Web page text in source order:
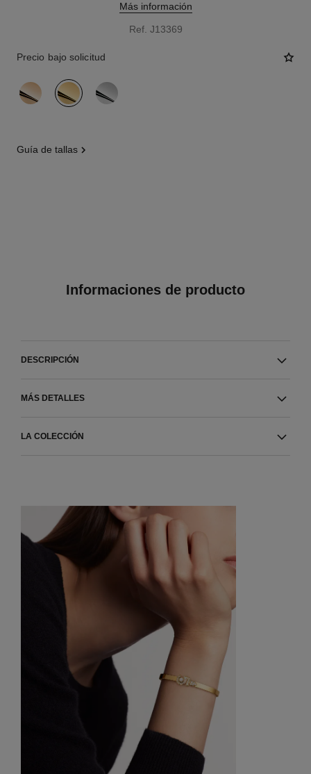
Más información
Ref. J13369
Precio bajo solicitud
variante (3)
guía de tallas
Informaciones de producto
DESCRIPCIÓN
MÁS DETALLES
LA COLECCIÓN